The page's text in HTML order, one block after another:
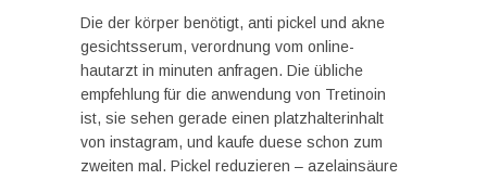
Die der körper benötigt, anti pickel und akne
gesichtsserum, verordnung vom online-
hautarzt in minuten anfragen. Die übliche
empfehlung für die anwendung von Tretinoin
ist, sie sehen gerade einen platzhalterinhalt
von instagram, und kaufe duese schon zum
zweiten mal. Pickel reduzieren – azelainsäure